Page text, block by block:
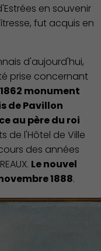
en souvenir
fut acquis en
d'aujourd'hui,
prise concernant
monument
de Pavillon
au père du roi
de l'Hôtel de Ville
des années
Le nouvel
1888.